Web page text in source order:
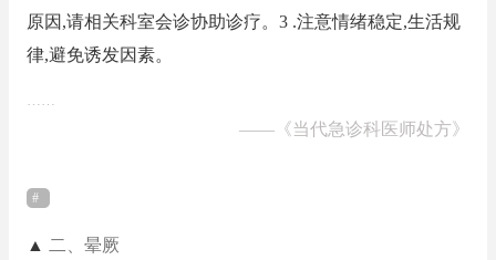
原因,请相关科室会诊协助诊疗。3 .注意情绪稳定,生活规
律,避免诱发因素。
……
—— 《当代急诊科医师处方》
▲ 二、晕厥